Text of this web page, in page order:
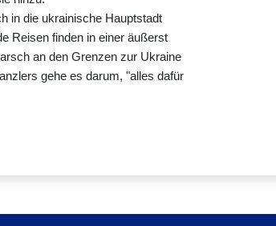
in die ukrainische Hauptstadt
Reisen finden in einer äußerst
an den Grenzen zur Ukraine
gehe es darum, "alles dafür